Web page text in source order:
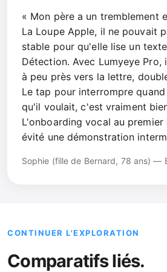
« Mon père a un tremblement
La Loupe Apple, il ne pouvait
stable pour qu'elle lise un
Détection. Avec Lumyeye Pro,
à peu près vers la lettre,
Le tap pour interrompre
qu'il voulait, c'est vraiment
L'onboarding vocal au premier
évité une démonstration
Sophie (fille de Bernard, 78 ans) —
CONTINUER L'EXPLORATION
Comparatifs liés.